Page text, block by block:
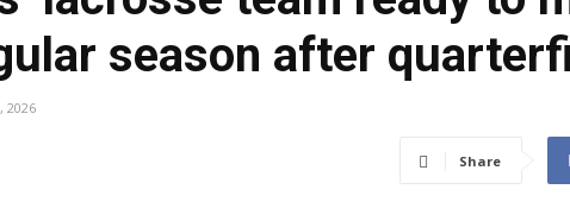
season after
2026
Share